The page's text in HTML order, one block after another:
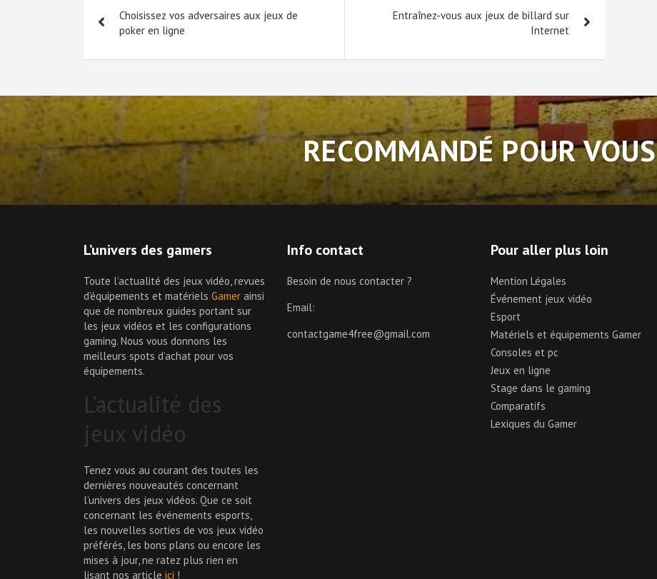
de
l’article
Choisissez vos adversaires aux jeux de
poker en ligne
Entraînez-vous aux jeux de billard sur
Internet
RECOMMANDÉ POUR VOUS
L’univers des gamers
Toute l’actualité des jeux vidéo, revues
d’équipements et matériels Gamer ainsi
que de nombreux guides portant sur
les jeux vidéos et les configurations
gaming. Nous vous donnons les
meilleurs spots d’achat pour vos
équipements.
L’actualité des
jeux vidéo
Tenez vous au courant des toutes les
dernières nouveautés concernant
l’univers des jeux vidéos. Que ce soit
concernant les événements esports,
les nouvelles sorties de vos jeux vidéo
préférés, les bons plans ou encore les
mises à jour, ne ratez plus rien en
lisant nos article ici !
Info contact
Besoin de nous contacter ?
Email:
contactgame4free@gmail.com
Pour aller plus loin
Mention Légales
Événement jeux vidéo
Esport
Matériels et équipements Gamer
Consoles et pc
Jeux en ligne
Stage dans le gaming
Comparatifs
Lexiques du Gamer